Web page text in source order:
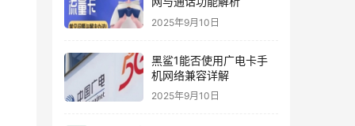
2025年9月10日
黑鲨1能否使用广电卡手
机网络兼容详解
2025年9月10日